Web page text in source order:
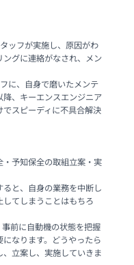
ッフが実施し、原因がわ
グに連絡がなされ、メン
に、自身で磨いたメンテ
、キーエンスエンジニア
スピーディに不具合解決
予知保全の取組立案・実
と、自身の業務を中断し
てしまうことはもちろ
前に自動機の状態を把握
なります。どうやったら
立案し、実施していきま